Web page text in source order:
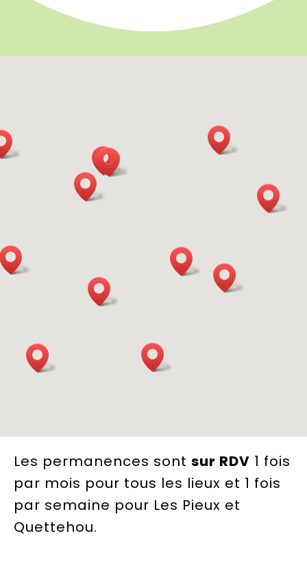
Les permanences sont sur RDV 1 fois
par mois pour tous les lieux et 1 fois
par semaine pour Les Pieux et
Quettehou.